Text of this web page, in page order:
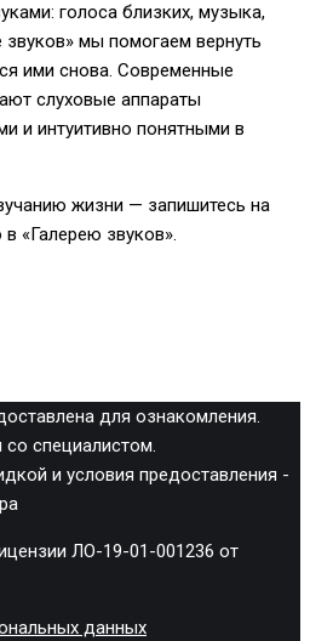
голоса близких, музыка,
мы помогаем вернуть
ими снова. Современные
слуховые аппараты
и интуитивно понятными в
жизни — запишитесь на
«Галерею звуков».
для ознакомления.
специалистом.
и условия предоставления -
ЛО-19-01-001236 от
данных